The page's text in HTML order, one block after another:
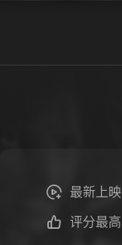
最新上映
评分最高